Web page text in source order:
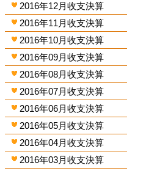
2016年12月收支決算
2016年11月收支決算
2016年10月收支決算
2016年09月收支決算
2016年08月收支決算
2016年07月收支決算
2016年06月收支決算
2016年05月收支決算
2016年04月收支決算
2016年03月收支決算